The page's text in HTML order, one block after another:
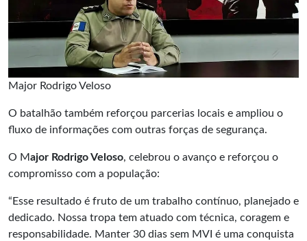
Major Rodrigo Veloso
O batalhão também reforçou parcerias locais e ampliou o
fluxo de informações com outras forças de segurança.
O Major Rodrigo Veloso, celebrou o avanço e reforçou o
compromisso com a população:
“Esse resultado é fruto de um trabalho contínuo, planejado e
dedicado. Nossa tropa tem atuado com técnica, coragem e
responsabilidade. Manter 30 dias sem MVI é uma conquista